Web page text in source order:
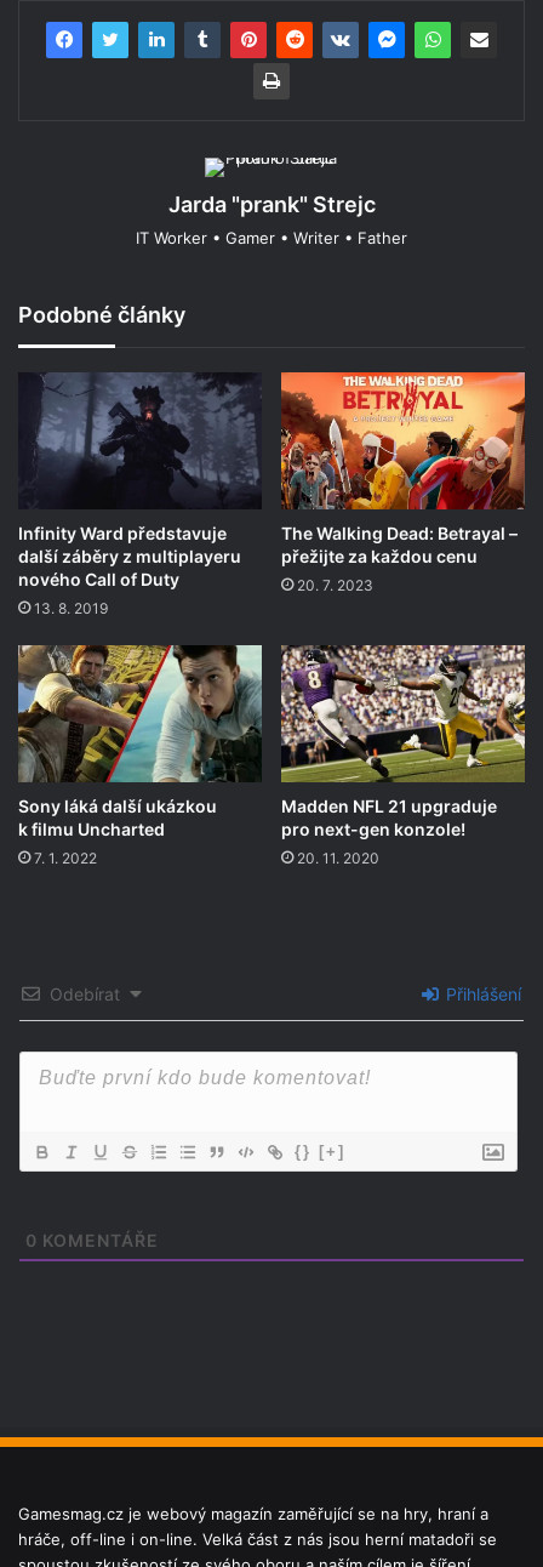
Jarda "prank" Strejc
IT Worker • Gamer • Writer • Father
Podobné články
Infinity Ward představuje
další záběry z multiplayeru
nového Call of Duty
13. 8. 2019
The Walking Dead: Betrayal –
přežijte za každou cenu
20. 7. 2023
Sony láká další ukázkou
k filmu Uncharted
7. 1. 2022
Madden NFL 21 upgraduje
pro next-gen konzole!
20. 11. 2020
Odebírat Přihlášení
{} [+]
0 KOMENTÁŘE
Gamesmag.cz je webový magazín zaměřující se na hry, hraní a
hráče, off-line i on-line. Velká část z nás jsou herní matadoři se